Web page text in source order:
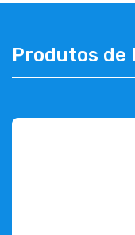
Produtos de